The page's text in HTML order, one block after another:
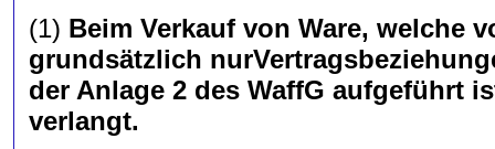
(1) Beim Verkauf von Ware, welche
grundsätzlich
der Anlage 2 des WaffG aufgeführt
verlangt.